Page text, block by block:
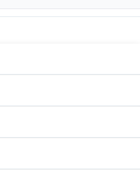
etkinleştirip bu